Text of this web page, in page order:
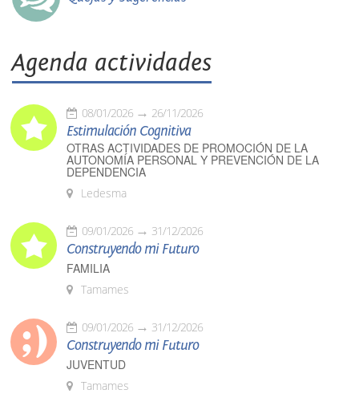
Agenda actividades
08/01/2026 26/11/2026
Estimulación Cognitiva
OTRAS ACTIVIDADES DE PROMOCIÓN DE LA
AUTONOMÍA PERSONAL Y PREVENCIÓN DE LA
DEPENDENCIA
Ledesma
09/01/2026 31/12/2026
Construyendo mi Futuro
FAMILIA
Tamames
09/01/2026 31/12/2026
Construyendo mi Futuro
JUVENTUD
Tamames